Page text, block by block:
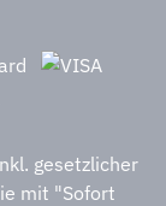
gesetzlicher
mit "Sofort